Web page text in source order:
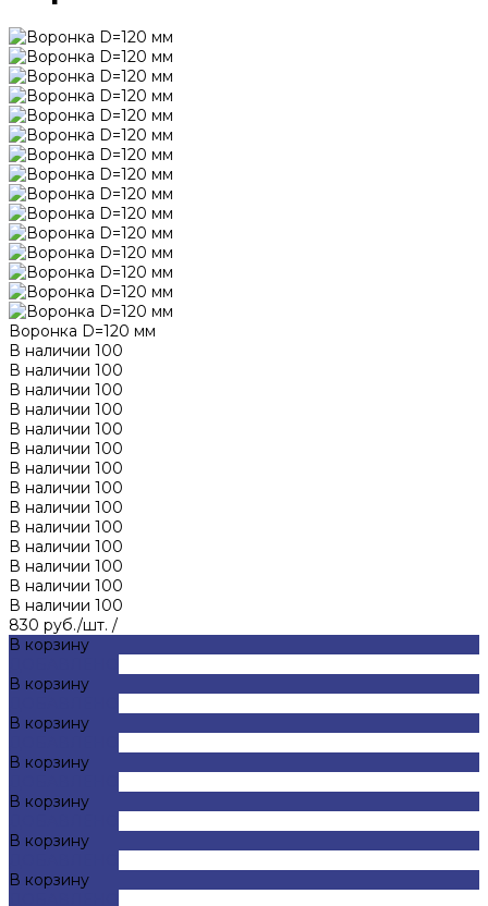
Воронка D=120 мм
В наличии 100
В наличии 100
В наличии 100
В наличии 100
В наличии 100
В наличии 100
В наличии 100
В наличии 100
В наличии 100
В наличии 100
В наличии 100
В наличии 100
В наличии 100
В наличии 100
830 руб./шт. /
В корзину
В корзину
В корзину
В корзину
В корзину
В корзину
В корзину